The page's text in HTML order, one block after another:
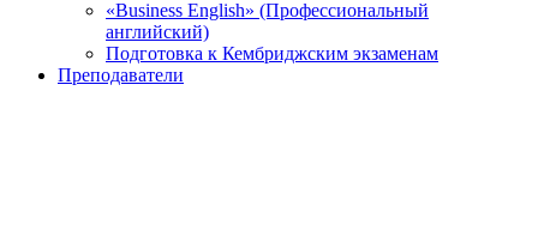
«Business English» (Профессиональный
английский)
Подготовка к Кембриджским экзаменам
Преподаватели